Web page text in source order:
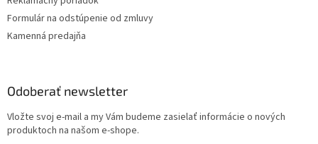
Formulár na odstúpenie od zmluvy
Kamenná predajňa
Odoberať newsletter
Vložte svoj e-mail a my Vám budeme zasielať informácie o nových
produktoch na našom e-shope.